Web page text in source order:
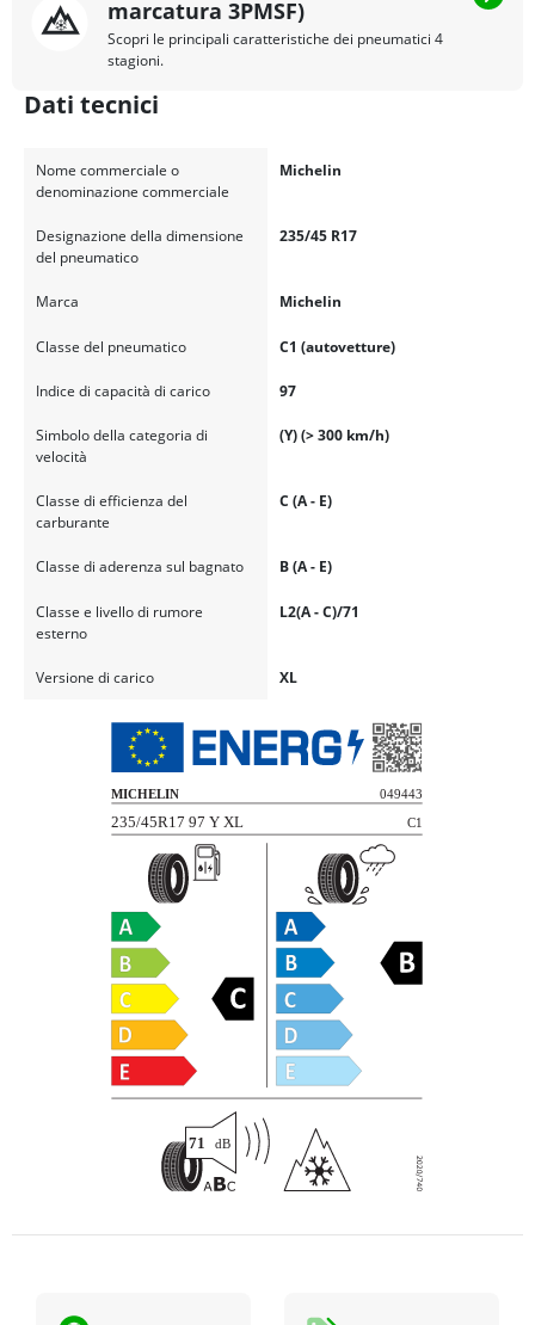
marcatura 3PMSF)
Scopri le principali caratteristiche dei pneumatici 4
stagioni.
Dati tecnici
Nome commerciale o
denominazione commerciale
Michelin
Designazione della dimensione
del pneumatico
235/45 R17
Marca Michelin
Classe del pneumatico C1 (autovetture)
Indice di capacità di carico 97
Simbolo della categoria di
velocità
(Y) (> 300 km/h)
Classe di efficienza del
carburante
C (A - E)
Classe di aderenza sul bagnato B (A - E)
Classe e livello di rumore
esterno
L2(A - C)/71
Versione di carico XL